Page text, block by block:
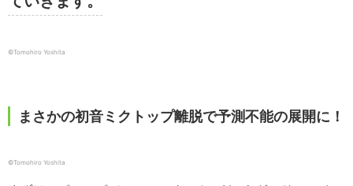
©Tomohiro Yoshita
まさかの初音ミクトップ離脱で予測不能の展開に！
©Tomohiro Yoshita